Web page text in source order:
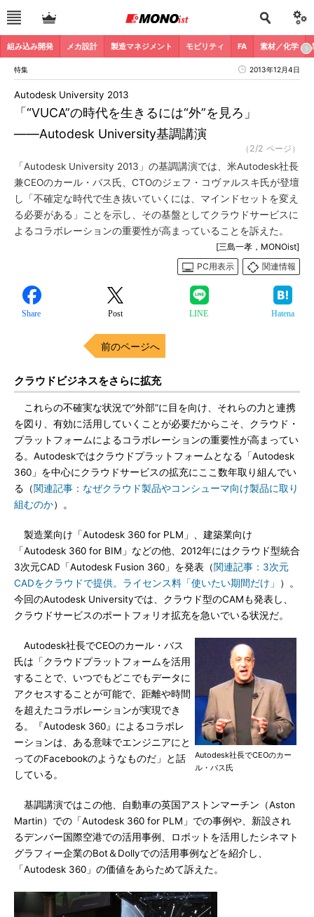
組み込み開発 メカ設計 製造マネジメント モビリティ FA 素材／化学
特集 2013年12月4日
「“VUCA”の時代を生きるには“外”を見ろ」
――Autodesk University基調講演
Autodesk University 2013
（2/2 ページ）
「Autodesk University 2013」の基調講演では、米Autodesk社長
兼CEOのカール・バス氏、CTOのジェフ・コヴァルスキ氏が登壇
し「不確定な時代で生き抜いていくには、マインドセットを変え
る必要がある」ことを示し、その基盤としてクラウドサービスに
よるコラボレーションの重要性が高まっていることを訴えた。
[三島一孝，MONOist]
PC用表示
関連情報
Share Post LINE Hatena
前のページへ
クラウドビジネスをさらに拡充
これらの不確実な状況で“外部”に目を向け、それらの力と連携
を図り、有効に活用していくことが必要だからこそ、クラウド・
プラットフォームによるコラボレーションの重要性が高まってい
る。Autodeskではクラウドプラットフォームとなる「Autodesk
360」を中心にクラウドサービスの拡充にここ数年取り組んでい
る（関連記事：なぜクラウド製品やコンシューマ向け製品に取り
組むのか）。
製造業向け「Autodesk 360 for PLM」、建築業向け
「Autodesk 360 for BIM」などの他、2012年にはクラウド型統合
3次元CAD「Autodesk Fusion 360」を発表（関連記事：3次元
CADをクラウドで提供。ライセンス料「使いたい期間だけ」
）。
今回のAutodesk Universityでは、クラウド型のCAMも発表し、
クラウドサービスのポートフォリオ拡充を急いでいる状況だ。
Autodesk社長でCEOのカー
ル・バス氏
Autodesk社長でCEOのカール・バス
氏は「クラウドプラットフォームを活用
することで、いつでもどこでもデータに
アクセスすることが可能で、距離や時間
を超えたコラボレーションが実現でき
る。『Autodesk 360』によるコラボレ
ーションは、ある意味でエンジニアにと
ってのFacebookのようなものだ」と話
している。
基調講演ではこの他、自動車の英国アストンマーチン（Aston
Martin）での「Autodesk 360 for PLM」での事例や、新設され
るデンバー国際空港での活用事例、ロボットを活用したシネマト
グラフィー企業のBot＆Dollyでの活用事例などを紹介し、
「Autodesk 360」の価値をあらためて訴えた。